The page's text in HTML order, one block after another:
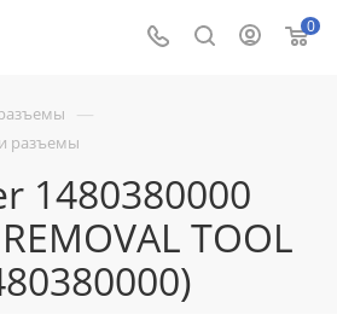
0
—
разъемы
1480380000
TOOL